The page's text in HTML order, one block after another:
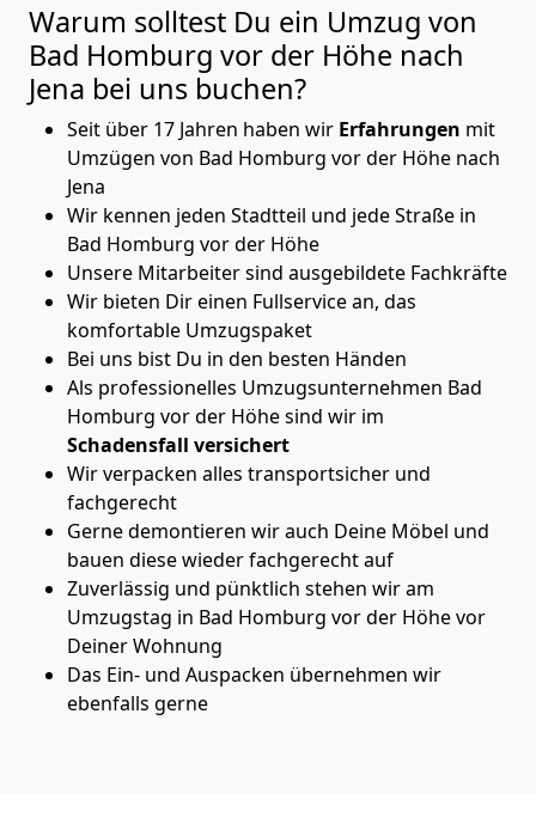
Warum solltest Du ein Umzug von
Bad Homburg vor der Höhe nach
Jena bei uns buchen?
Seit über 17 Jahren haben wir Erfahrungen mit
Umzügen von Bad Homburg vor der Höhe nach
Jena
Wir kennen jeden Stadtteil und jede Straße in
Bad Homburg vor der Höhe
Unsere Mitarbeiter sind ausgebildete Fachkräfte
Wir bieten Dir einen Fullservice an, das
komfortable Umzugspaket
Bei uns bist Du in den besten Händen
Als professionelles Umzugsunternehmen Bad
Homburg vor der Höhe sind wir im
Schadensfall versichert
Wir verpacken alles transportsicher und
fachgerecht
Gerne demontieren wir auch Deine Möbel und
bauen diese wieder fachgerecht auf
Zuverlässig und pünktlich stehen wir am
Umzugstag in Bad Homburg vor der Höhe vor
Deiner Wohnung
Das Ein- und Auspacken übernehmen wir
ebenfalls gerne